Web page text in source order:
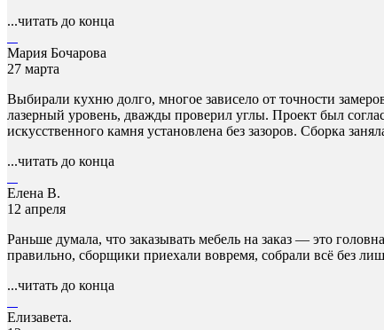
...читать до конца
Мария Бочарова
27 марта
Выбирали кухню долго, многое зависело от точности
лазерный уровень, дважды проверил углы. Проект был
искусственного камня установлена без зазоров. Сборка
...читать до конца
Елена В.
12 апреля
Раньше думала, что заказывать мебель на заказ — это
правильно, сборщики приехали вовремя, собрали всё без
...читать до конца
Елизавета.